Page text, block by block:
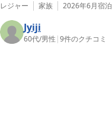
レジャー 家族 2026年6月宿泊
Jyiji
60代/男性 |9件のクチコミ